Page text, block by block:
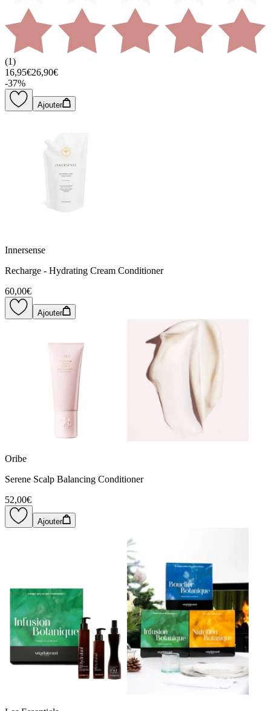
(1)
16,95€26,90€
-37%
Ajouter
Innersense
Recharge - Hydrating Cream Conditioner
60,00€
Ajouter
Oribe
Serene Scalp Balancing Conditioner
52,00€
Ajouter